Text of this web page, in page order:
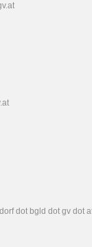
dot bgld dot gv dot